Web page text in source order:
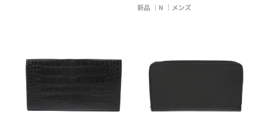
新品 N メンズ